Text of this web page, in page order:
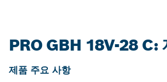
PRO GBH 18V-28 C:
제품 주요 사항